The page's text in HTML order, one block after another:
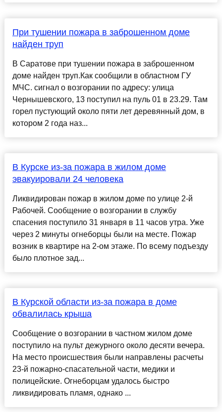
При тушении пожара в заброшенном доме
найден труп
В Саратове при тушении пожара в заброшенном
доме найден труп.Как сообщили в областном ГУ
МЧС. сигнал о возгорании по адресу: улица
Чернышевского, 13 поступил на пуль 01 в 23.29. Там
горел пустующий около пяти лет деревянный дом, в
котором 2 года наз...
В Курске из-за пожара в жилом доме
эвакуировали 24 человека
Ликвидирован пожар в жилом доме по улице 2-й
Рабочей. Сообщение о возгорании в службу
спасения поступило 31 января в 11 часов утра. Уже
через 2 минуты огнеборцы были на месте. Пожар
возник в квартире на 2-ом этаже. По всему подъезду
было плотное зад...
В Курской области из-за пожара в доме
обвалилась крыша
Сообщение о возгорании в частном жилом доме
поступило на пульт дежурного около десяти вечера.
На место происшествия были направлены расчеты
23-й пожарно-спасательной части, медики и
полицейские. Огнеборцам удалось быстро
ликвидировать пламя, однако ...